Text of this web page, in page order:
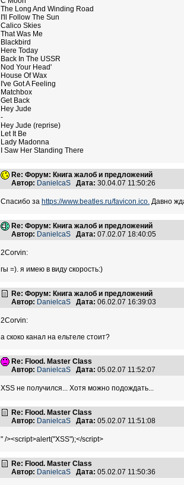
The Long And Winding Road
I'll Follow The Sun
Calico Skies
That Was Me
Blackbird
Here Today
Back In The USSR
Nod Your Head'
House Of Wax
I've Got A Feeling
Matchbox
Get Back
Hey Jude
-
Hey Jude (reprise)
Let It Be
Lady Madonna
I Saw Her Standing There
Re: Форум: Книга жалоб и предложений
Автор: DanielcaS Дата: 30.04.07 11:50:26
Спасибо за https://www.beatles.ru/favicon.ico. Давно
Re: Форум: Книга жалоб и предложений
Автор: DanielcaS Дата: 07.02.07 18:40:05
2Corvin:
гы =). я имею в виду скорость:)
Re: Форум: Книга жалоб и предложений
Автор: DanielcaS Дата: 06.02.07 16:39:03
2Corvin:
а скоко канал на ельтеле стоит?
Re: Flood. Master Class
Автор: DanielcaS Дата: 05.02.07 11:52:07
XSS не получился... Хотя можно подождать...
Re: Flood. Master Class
Автор: DanielcaS Дата: 05.02.07 11:51:08
" /><script>alert("XSS");</script>
Re: Flood. Master Class
Автор: DanielcaS Дата: 05.02.07 11:50:36